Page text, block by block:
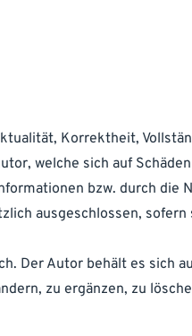
Korrektheit,
welche sich auf
bzw. durch die
ausgeschlossen,
Der Autor behält es sich
zu ergänzen, zu